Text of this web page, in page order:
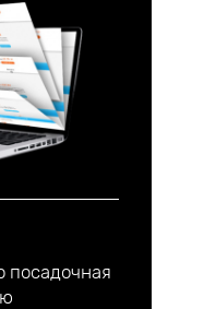
посадочная